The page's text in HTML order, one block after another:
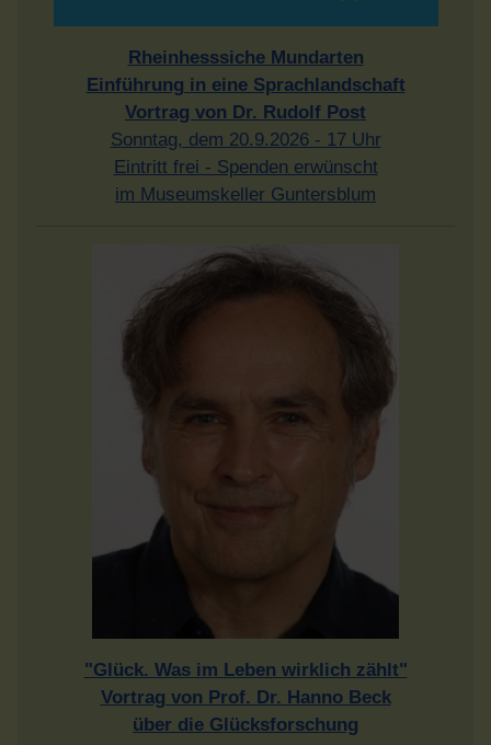
Rheinhesssiche Mundarten
Einführung in eine Sprachlandschaft
Vortrag von Dr. Rudolf Post
Sonntag, dem 20.9.2026 - 17 Uhr
Eintritt frei - Spenden erwünscht
im Museumskeller Guntersblum
"Glück. Was im Leben wirklich zählt"
Vortrag von Prof. Dr. Hanno Beck
über die Glücksforschung